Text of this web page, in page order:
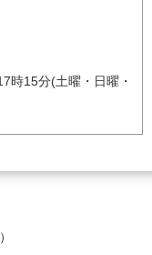
時15分(土曜・日曜・
）